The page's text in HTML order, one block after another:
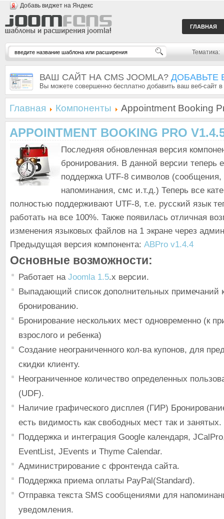
Добавь виджет на Яндекс
ГЛАВНАЯ
Тематика:
ВАШ САЙТ НА CMS JOOMLA? ДОБАВЬТЕ
Вы можете совершенно бесплатно добавить ваш веб-сайт
Главная Компоненты Appointment Booking
APPOINTMENT BOOKING PRO
Последняя обновленная версия
бронирования. В данной версии теперь
поддержка UTF-8 символов (сообщения,
напоминания, смс и.т.д.) Теперь все
полностью поддерживают UTF-8, т.е. русский язык
работать на все 100%. Также появилась отличная
изменения языковых файлов на 1 экране через
Предыдущая версия компонента: ABPro v1.4.4
Основные возможности:
Работает на Joomla 1.5.x версии.
Выпадающий список дополнительных примечаний
бронированию.
Бронирование нескольких мест одновременно (к
взрослого и ребенка)
Создание неограниченного кол-ва купонов, для
скидки клиенту.
Неограниченное количество определенных
(UDF).
Наличие графического дисплея (ГИР)
есть видимость как свободных мест так и занятых.
Поддержка и интеграция Google календаря,
EventList, JEvents и Thyme Calendar.
Администрирование с фронтенда сайта.
Поддержка приема оплаты PayPal(Standard).
Отправка текста SMS сообщениями для
уведомления.